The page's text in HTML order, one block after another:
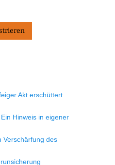
Akt erschüttert
Hinweis in eigener
Verschärfung des